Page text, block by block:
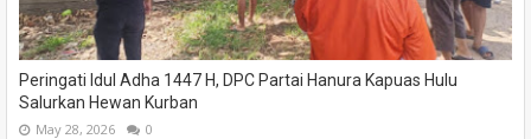
Peringati Idul Adha 1447 H, DPC Partai Hanura Kapuas Hulu
Salurkan Hewan Kurban
May 28, 2026 0